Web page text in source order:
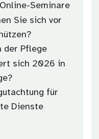
Seminare
Sie sich vor
der Pflege
sich 2026 in
für
Dienste